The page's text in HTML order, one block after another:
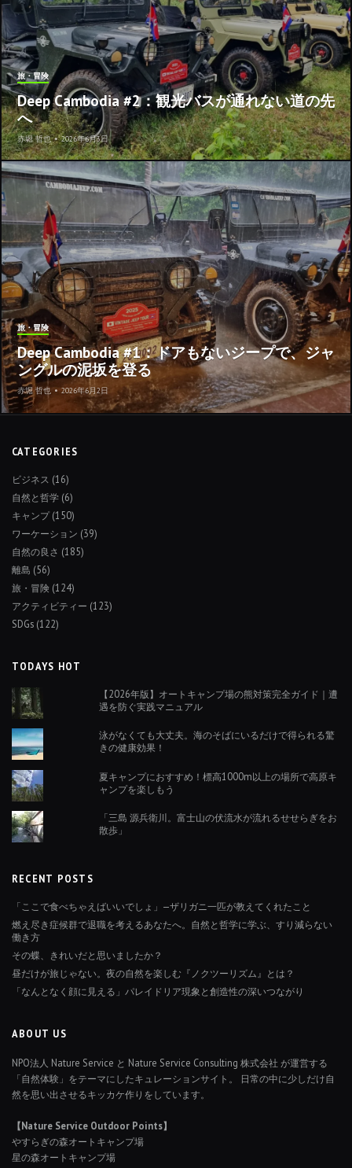
旅・冒険
Deep Cambodia #2：観光バスが通れない道の先
へ
赤堀 哲也 • 2026年6月3日
旅・冒険
Deep Cambodia #1：ドアもないジープで、ジャ
ングルの泥坂を登る
赤堀 哲也 • 2026年6月2日
CATEGORIES
ビジネス (16)
自然と哲学 (6)
キャンプ(150)
ワーケーション (39)
自然の良さ (185)
離島 (56)
旅・冒険 (124)
アクティビティー (123)
SDGs (122)
TODAYS HOT
【2026年版】オートキャンプ場の熊対策完全ガイド｜遭
遇を防ぐ実践マニュアル
泳がなくても大丈夫。海のそばにいるだけで得られる驚
きの健康効果！
夏キャンプにおすすめ！標高1000m以上の場所で高原キ
ャンプを楽しもう
「三島 源兵衛川。富士山の伏流水が流れるせせらぎをお
散歩」
RECENT POSTS
「ここで食べちゃえばいいでしょ」—ザリガニ一匹が教えてくれたこと
燃え尽き症候群で退職を考えるあなたへ。自然と哲学に学ぶ、すり減らない
働き方
その蝶、きれいだと思いましたか？
昼だけが旅じゃない。夜の自然を楽しむ『ノクツーリズム』とは？
「なんとなく顔に見える」パレイドリア現象と創造性の深いつながり
ABOUT US
NPO法人 Nature Service と Nature Service Consulting 株式会社 が運営する
「自然体験」をテーマにしたキュレーションサイト。 日常の中に少しだけ自
然を思い出させるキッカケ作りをしています。
【Nature Service Outdoor Points】
やすらぎの森オートキャンプ場
星の森オートキャンプ場